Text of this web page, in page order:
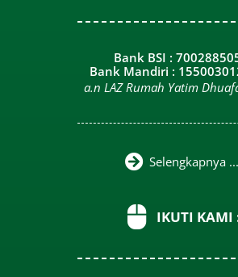
Bank BSI :
Bank Mandiri :
a.n LAZ Rumah Yatim
Selengkapnya ...
IKUTI KAMI